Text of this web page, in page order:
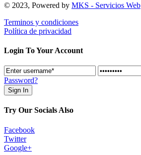
© 2023, Powered by MKS - Servicios Web
Terminos y condiciones
Política de privacidad
Login To Your Account
Password?
Try Our Socials Also
Facebook
Twitter
Google+